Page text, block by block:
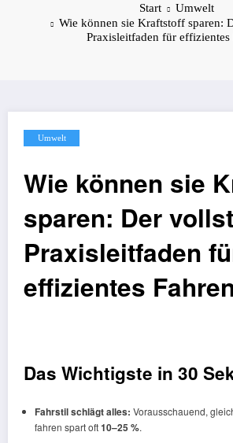
Start
Umwelt
Wie können sie Kraftstoff sparen:
Praxisleitfaden für effizientes
Umwelt
Wie können sie
sparen: Der
Praxisleitfaden
effizientes
Das Wichtigste in 30
Fahrstil schlägt alles: Vorausschauend,
fahren spart oft10–25 %.